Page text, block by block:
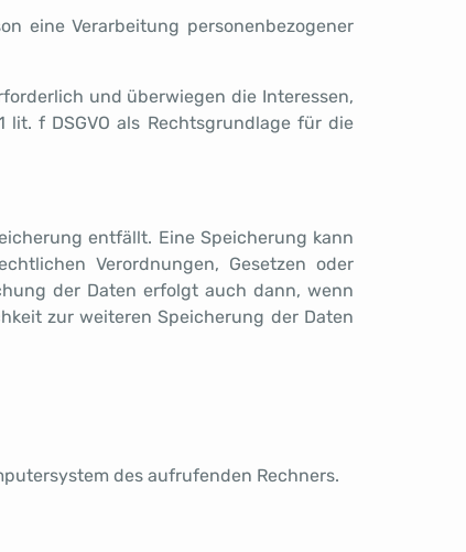
eine Verarbeitung personenbezogener
und überwiegen die Interessen,
f DSGVO als Rechtsgrundlage für die
entfällt. Eine Speicherung kann
Verordnungen, Gesetzen oder
der Daten erfolgt auch dann, wenn
zur weiteren Speicherung der Daten
des aufrufenden Rechners.